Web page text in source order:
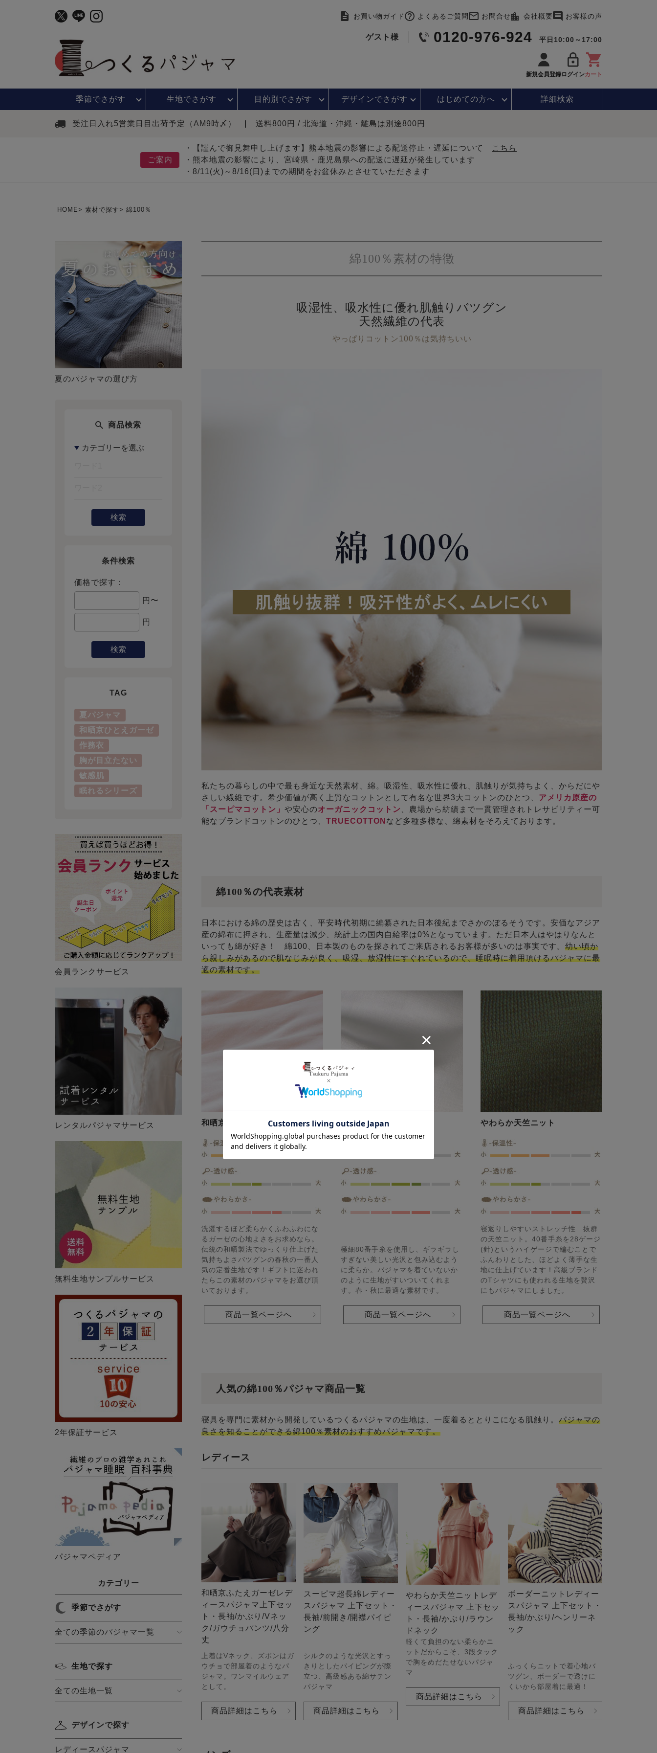
お買い物ガイド よくあるご質問 お問合せ 会社概要 お客様の声
ゲスト様 0120-976-924 平日10:00～17:00
新規会員登録ログインカート
季節でさがす 生地でさがす 目的別でさがす デザインでさがす はじめての方へ 詳細検索
受注日入れ5営業日目出荷予定（AM9時〆） 送料800円 / 北海道・沖縄・離島は別途800円
ご案内
・【謹んで御見舞申し上げます】熊本地震の影響による配送停止・遅延について
こちら
・熊本地震の影響により、宮崎県・鹿児島県への配送に遅延が発生しています
・8/11(火)～8/16(日)までの期間をお盆休みとさせていただきます
HOME 素材で探す 綿100％
夏のパジャマの選び方
商品検索
検索
条件検索
価格で探す：
円〜
円
検索
TAG
夏パジャマ
和晒京ひとえガーゼ
作務衣
胸が目立たない
敏感肌
眠れるシリーズ
会員ランクサービス
レンタルパジャマサービス
無料生地サンプルサービス
2年保証サービス
パジャマペディア
カテゴリー
季節でさがす
全ての季節のパジャマ一覧
生地で探す
全ての生地一覧
デザインで探す
レディースパジャマ
綿100％素材の特徴
吸湿性、吸水性に優れ肌触りバツグン
天然繊維の代表
やっぱりコットン100％は気持ちいい
私たちの暮らしの中で最も身近な天然素材、綿。吸湿性、吸水性に優れ、肌触りが気持ちよく、からだにや
さしい繊維です。希少価値が高く上質なコットンとして有名な世界3大コットンのひとつ、 アメリカ原産の
「スーピマコットン」 や安心のオーガニックコットン
、農場から紡績まで一貫管理されトレサビリティー可
能なブランドコットンのひとつ、 TRUECOTTON など多種多様な、綿素材をそろえております。
綿100％の代表素材
日本における綿の歴史は古く、平安時代初期に編纂された日本後紀までさかのぼるそうです。安価なアジア
産の綿布に押され、生産量は減少、統計上の国内自給率は0%となっています。ただ日本人はやはりなんと
いっても綿が好き！ 綿100、日本製のものを探されてご来店されるお客様が多いのは事実です。 幼い頃か
ら親しみがあるので肌なじみが良く、吸湿、放湿性にすぐれているので、睡眠時に着用頂けるパジャマに最
適の素材です。
和晒京ふたえガーゼ
洗濯するほど柔らかくふわふわにな
るガーゼの心地よさをお求めなら。
伝統の和晒製法でゆっくり仕上げた
気持ちよさバツグンの春秋の一番人
気の定番生地です！ギフトに迷われ
たらこの素材のパジャマをお選び頂
いております。
商品一覧ページへ
スーピマ超長綿サテン
極細80番手糸を使用し、ギラギラし
すぎない美しい光沢と包み込むよう
に柔らか。パジャマを着ていないか
のように生地がすいついてくれま
す。春・秋に最適な素材です。
商品一覧ページへ
やわらか天竺ニット
寝返りしやすいストレッチ性 抜群
の天竺ニット。40番手糸を28ゲージ
(針)というハイゲージで編むことで
ふんわりとした、ほどよく薄手な生
地に仕上げています！高級ブランド
のTシャツにも使われる生地を贅沢
にもパジャマにしました。
商品一覧ページへ
人気の綿100％パジャマ商品一覧
寝具を専門に素材から開発しているつくるパジャマの生地は、一度着るととりこになる肌触り。 パジャマの
良さを知ることができる綿100％素材のおすすめパジャマです。
レディース
和晒京ふたえガーゼレデ
ィースパジャマ上下セッ
ト・長袖/かぶり/Vネッ
ク/ガウチョパンツ/八分
丈
上着はVネック、ズボンはガ
ウチョで部屋着のようなパ
ジャマ。ワンマイルウェア
として。
商品詳細はこちら
スーピマ超長綿レディー
スパジャマ 上下セット・
長袖/前開き/開襟パイピ
ング
シルクのような光沢とすっ
きりとしたパイピングが際
立つ、高級感ある綿サテン
パジャマ
商品詳細はこちら
やわらか天竺ニットレデ
ィースパジャマ 上下セッ
ト・長袖/かぶり/ラウン
ドネック
軽くて負担のない柔らかニ
ットだからこそ、3段タック
で胸をめだたせないパジャ
マ
商品詳細はこちら
ボーダーニットレディー
スパジャマ 上下セット・
長袖/かぶり/ヘンリーネ
ック
ふっくらニットで着心地バ
ツグン、ボーダーで透けに
くいから部屋着に最適！
商品詳細はこちら